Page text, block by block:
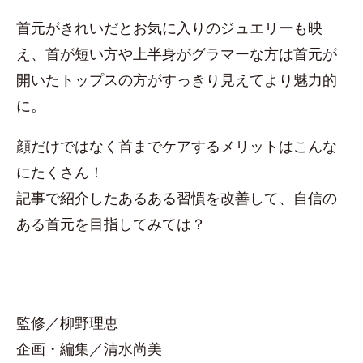
首元がきれいだとお気に入りのジュエリーも映
え、首が短い方や上半身がグラマーな方は首元が
開いたトップスの方がすっきり見えてより魅力的
に。
顔だけではなく首までケアするメリットはこんな
にたくさん！
記事で紹介したあるある習慣を改善して、自信の
ある首元を目指してみては？
監修／柳野理恵
企画・編集／清水尚美